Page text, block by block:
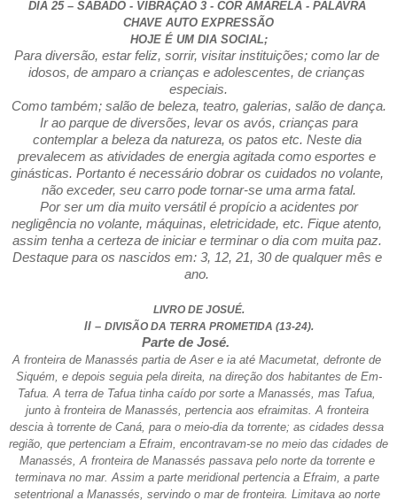
DIA 25 – SÁBADO - VIBRAÇÃO 3 - COR AMARELA - PALAVRA
CHAVE AUTO EXPRESSÃO
HOJE É UM DIA SOCIAL;
Para diversão, estar feliz, sorrir, visitar instituições; como lar de
idosos, de amparo a crianças e adolescentes, de crianças
especiais.
Como também; salão de beleza, teatro, galerias, salão de dança.
Ir ao parque de diversões, levar os avós, crianças para
contemplar a beleza da natureza, os patos etc. Neste dia
prevalecem as atividades de energia agitada como esportes e
ginásticas. Portanto é necessário dobrar os cuidados no volante,
não exceder, seu carro pode tornar-se uma arma fatal.
Por ser um dia muito versátil é propício a acidentes por
negligência no volante, máquinas, eletricidade, etc. Fique atento,
assim tenha a certeza de iniciar e terminar o dia com muita paz.
Destaque para os nascidos em: 3, 12, 21, 30 de qualquer mês e
ano.
LIVRO DE JOSUÉ.
ll – DIVISÃO DA TERRA PROMETIDA (13-24).
Parte de José.
A fronteira de Manassés partia de Aser e ia até Macumetat, defronte de
Siquém, e depois seguia pela direita, na direção dos habitantes de Em-
Tafua. A terra de Tafua tinha caído por sorte a Manassés, mas Tafua,
junto à fronteira de Manassés, pertencia aos efraimitas. A fronteira
descia à torrente de Caná, para o meio-dia da torrente; as cidades dessa
região, que pertenciam a Efraim, encontravam-se no meio das cidades de
Manassés, A fronteira de Manassés passava pelo norte da torrente e
terminava no mar. Assim a parte meridional pertencia a Efraim, a parte
setentrional a Manassés, servindo o mar de fronteira. Limitava ao norte